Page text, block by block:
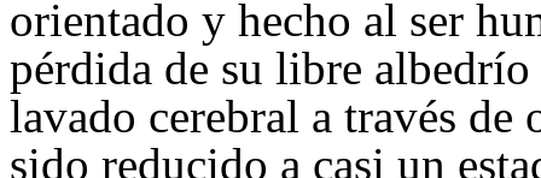
orientado y hecho al ser
pérdida de su libre
lavado cerebral a través
sido reducido a casi un